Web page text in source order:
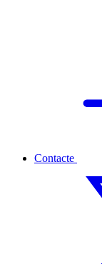
Contacte